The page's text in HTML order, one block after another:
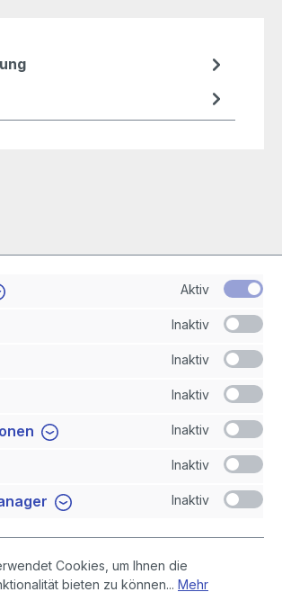
Aktiv
Inaktiv
Inaktiv
Inaktiv
Inaktiv
Inaktiv
Inaktiv
Cookies, um Ihnen die
bieten zu können... Mehr